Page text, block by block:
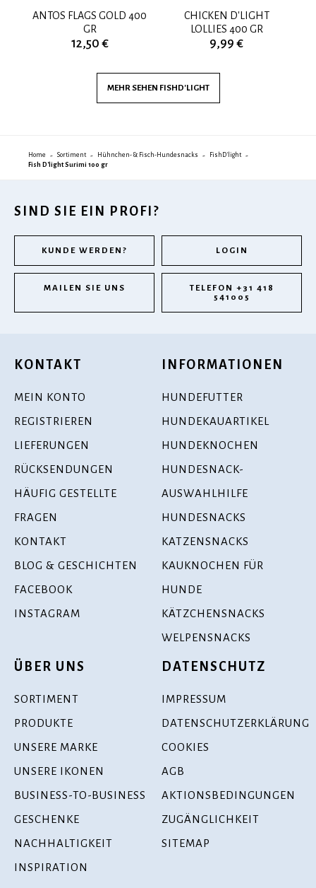
ANTOS FLAGS GOLD 400
GR
12,50 €
CHICKEN D'LIGHT
LOLLIES 400 GR
9,99 €
MEHR SEHEN FISHD'LIGHT
Home Sortiment Hühnchen- & Fisch-Hundesnacks
FishD'light
Fish D'light Surimi 100 gr
SIND SIE EIN PROFI?
KUNDE WERDEN? LOGIN
MAILEN SIE UNS
TELEFON +31 418
541005
KONTAKT
MEIN KONTO
REGISTRIEREN
LIEFERUNGEN
RÜCKSENDUNGEN
HÄUFIG GESTELLTE
FRAGEN
KONTAKT
BLOG & GESCHICHTEN
FACEBOOK
INSTAGRAM
INFORMATIONEN
HUNDEFUTTER
HUNDEKAUARTIKEL
HUNDEKNOCHEN
HUNDESNACK-
AUSWAHLHILFE
HUNDESNACKS
KATZENSNACKS
KAUKNOCHEN FÜR
HUNDE
KÄTZCHENSNACKS
WELPENSNACKS
ÜBER UNS
SORTIMENT
PRODUKTE
UNSERE MARKE
UNSERE IKONEN
BUSINESS-TO-BUSINESS
GESCHENKE
NACHHALTIGKEIT
INSPIRATION
DATENSCHUTZ
IMPRESSUM
DATENSCHUTZERKLÄRUNG
COOKIES
AGB
AKTIONSBEDINGUNGEN
ZUGÄNGLICHKEIT
SITEMAP